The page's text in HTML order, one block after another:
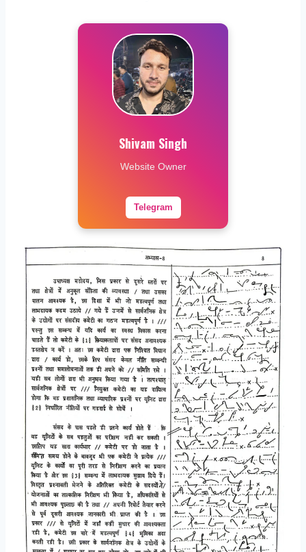
Shivam Singh
Website Owner
Telegram